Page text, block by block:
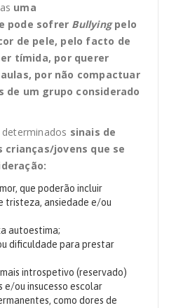
uma
pode sofrer Bullyingpelo
de pele, pelo facto de
tímida, por querer
por não compactuar
um grupo considerado
sinais de
jovens que se
que poderão incluir
tristeza, ansiedade e/ou
autoestima;
dificuldade para prestar
introspetivo (reservado)
e/ou insucesso escolar
como dores de